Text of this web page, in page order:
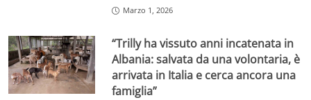
Marzo 1, 2026
“Trilly ha vissuto anni incatenata in
Albania: salvata da una volontaria, è
arrivata in Italia e cerca ancora una
famiglia”